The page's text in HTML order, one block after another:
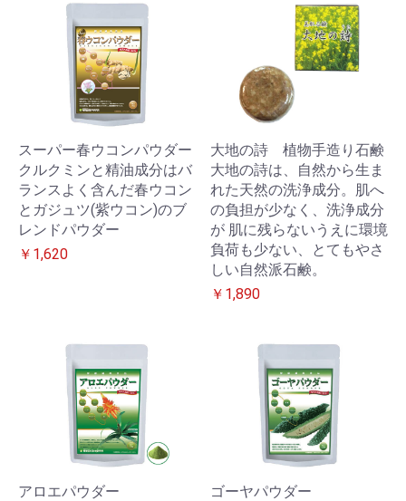
スーパー春ウコンパウダー
クルクミンと精油成分はバ
ランスよく含んだ春ウコン
とガジュツ(紫ウコン)のブ
レンドパウダー
￥1,620
大地の詩 植物手造り石鹸
大地の詩は、自然から生ま
れた天然の洗浄成分。肌へ
の負担が少なく、洗浄成分
が 肌に残らないうえに環境
負荷も少ない、とてもやさ
しい自然派石鹸。
￥1,890
アロエパウダー
ゴーヤパウダー